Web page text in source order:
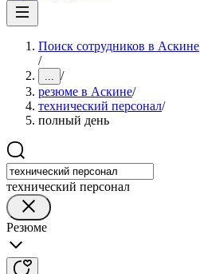
Поиск сотрудников в Аскине
/
... /
резюме в Аскине/
технический персонал/
полный день
технический персонал
Резюме